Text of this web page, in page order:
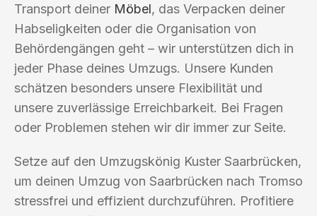
Transport deiner Möbel, das Verpacken deiner
Habseligkeiten oder die Organisation von
Behördengängen geht – wir unterstützen dich in
jeder Phase deines Umzugs. Unsere Kunden
schätzen besonders unsere Flexibilität und
unsere zuverlässige Erreichbarkeit. Bei Fragen
oder Problemen stehen wir dir immer zur Seite.
Setze auf den Umzugskönig Kuster Saarbrücken,
um deinen Umzug von Saarbrücken nach Tromso
stressfrei und effizient durchzuführen. Profitiere